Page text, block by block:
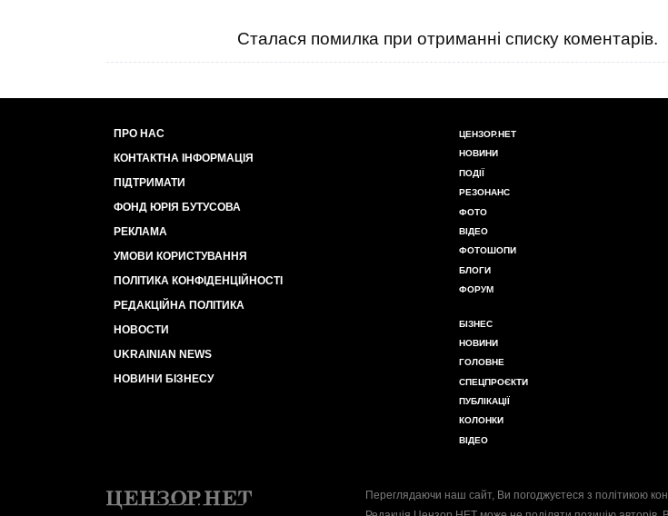
Сталася помилка при отриманні списку коментарів.
ПРО НАС
КОНТАКТНА ІНФОРМАЦІЯ
ПІДТРИМАТИ
ФОНД ЮРІЯ БУТУСОВА
РЕКЛАМА
УМОВИ КОРИСТУВАННЯ
ПОЛІТИКА КОНФІДЕНЦІЙНОСТІ
РЕДАКЦІЙНА ПОЛІТИКА
НОВОСТИ
UKRAINIAN NEWS
НОВИНИ БІЗНЕСУ
ЦЕНЗОР.НЕТ
НОВИНИ
ПОДІЇ
РЕЗОНАНС
ФОТО
ВІДЕО
ФОТОШОПИ
БЛОГИ
ФОРУМ
БІЗНЕС
НОВИНИ
ГОЛОВНЕ
СПЕЦПРОЄКТИ
ПУБЛІКАЦІЇ
КОЛОНКИ
ВІДЕО
Переглядаючи наш сайт, Ви погоджуєтеся з політикою